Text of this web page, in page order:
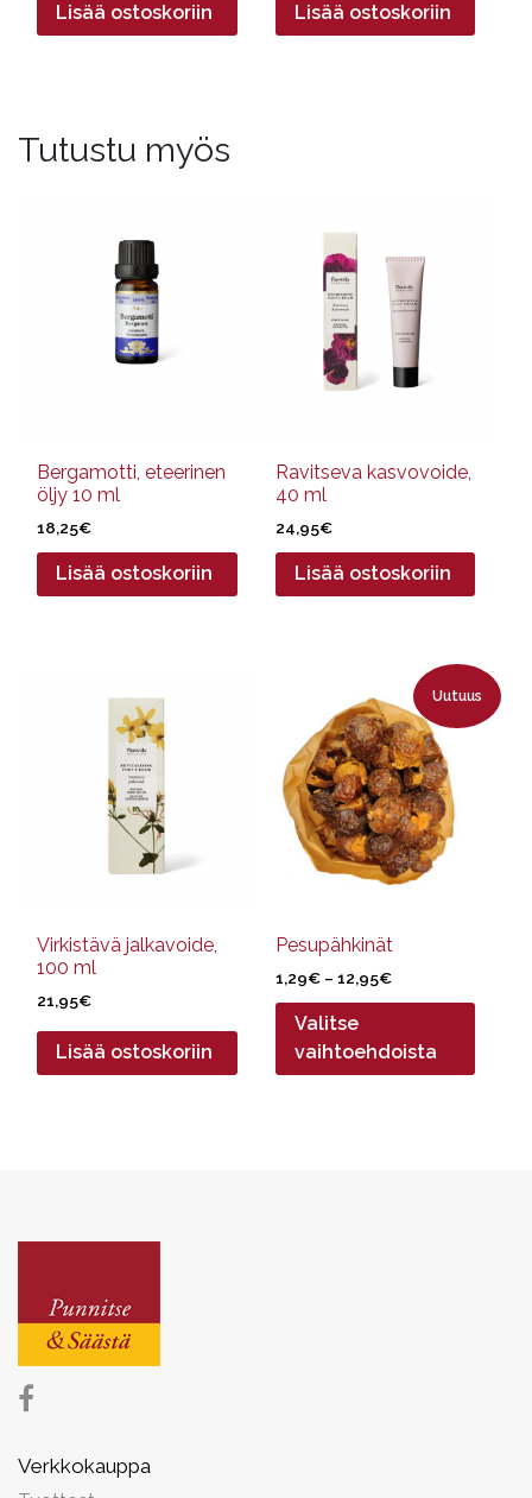
Lisää ostoskoriin Lisää ostoskoriin
Tutustu myös
Bergamotti, eteerinen
öljy 10 ml
18,25€
Lisää ostoskoriin
Ravitseva kasvovoide,
40 ml
24,95€
Lisää ostoskoriin
Virkistävä jalkavoide,
100 ml
21,95€
Lisää ostoskoriin
Uutuus
Pesupähkinät
1,29€ – 12,95€Hintaluokka:
1,29€
12,95€
Valitse
vaihtoehdoista
tuotteella
useampi
muunnelma.
tehdä
sivulla.
Verkkokauppa